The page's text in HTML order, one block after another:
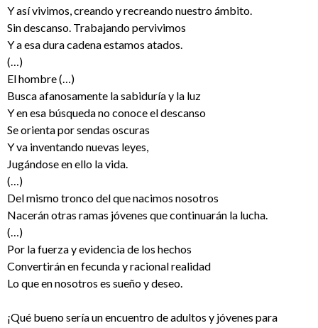
Y así vivimos, creando y recreando nuestro ámbito.
Sin descanso. Trabajando pervivimos
Y a esa dura cadena estamos atados.
(…)
El hombre (…)
Busca afanosamente la sabiduría y la luz
Y en esa búsqueda no conoce el descanso
Se orienta por sendas oscuras
Y va inventando nuevas leyes,
Jugándose en ello la vida.
(…)
Del mismo tronco del que nacimos nosotros
Nacerán otras ramas jóvenes que continuarán la lucha.
(…)
Por la fuerza y evidencia de los hechos
Convertirán en fecunda y racional realidad
Lo que en nosotros es sueño y deseo.
¡Qué bueno sería un encuentro de adultos y jóvenes para